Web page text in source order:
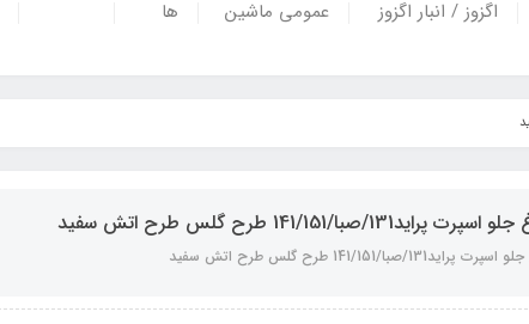
اگزوز / انبار اگزوز
عمومی ماشین
ها
پراید131/صبا/141/151 طرح گلس طرح اتش سفید
پراید131/صبا/141/151 طرح گلس طرح اتش سفید